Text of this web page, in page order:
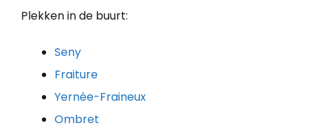
Plekken in de buurt:
Seny
Fraiture
Yernée-Fraineux
Ombret